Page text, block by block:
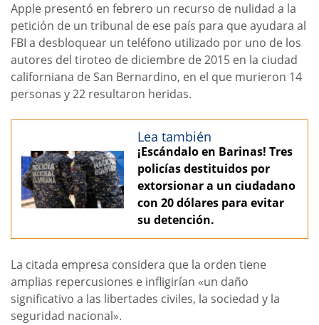
Apple presentó en febrero un recurso de nulidad a la
petición de un tribunal de ese país para que ayudara al
FBI a desbloquear un teléfono utilizado por uno de los
autores del tiroteo de diciembre de 2015 en la ciudad
californiana de San Bernardino, en el que murieron 14
personas y 22 resultaron heridas.
Lea también
¡Escándalo en Barinas! Tres
policías destituidos por
extorsionar a un ciudadano
con 20 dólares para evitar
su detención.
La citada empresa considera que la orden tiene
amplias repercusiones e infligirían «un daño
significativo a las libertades civiles, la sociedad y la
seguridad nacional».